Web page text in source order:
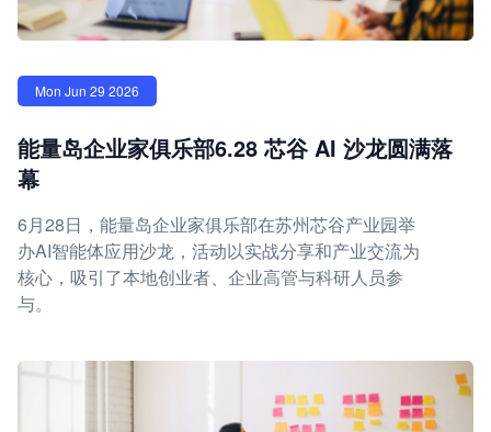
Mon Jun 29 2026
能量岛企业家俱乐部6.28 芯谷 AI 沙龙圆满落
幕
6月28日，能量岛企业家俱乐部在苏州芯谷产业园举
办AI智能体应用沙龙，活动以实战分享和产业交流为
核心，吸引了本地创业者、企业高管与科研人员参
与。